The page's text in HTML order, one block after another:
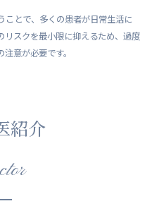
ことで、多くの患者が日常生活に
リスクを最小限に抑えるため、過度
意が必要です。
紹介